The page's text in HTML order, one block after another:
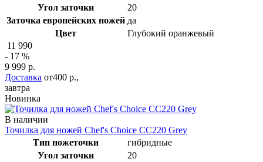
Угол заточки
20
Заточка европейских ножей да
Цвет
Глубокий оранжевый
11 990
- 17 %
9 999 р.
Доставка от400 р.,
завтра
Новинка
В наличии
Точилка для ножей Chef's Choice CC220 Grey
Тип ножеточки
гибридные
Угол заточки
20